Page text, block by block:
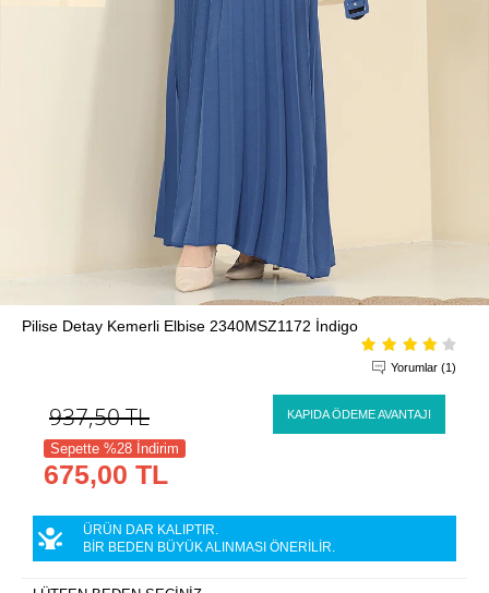
Pilise Detay Kemerli Elbise 2340MSZ1172 İndigo
Yorumlar (1)
937,50TL KAPIDA ÖDEME AVANTAJI
Sepette %28 İndirim
675,00 TL
ÜRÜN DAR KALIPTIR.
BİR BEDEN BÜYÜK ALINMASI ÖNERİLİR.